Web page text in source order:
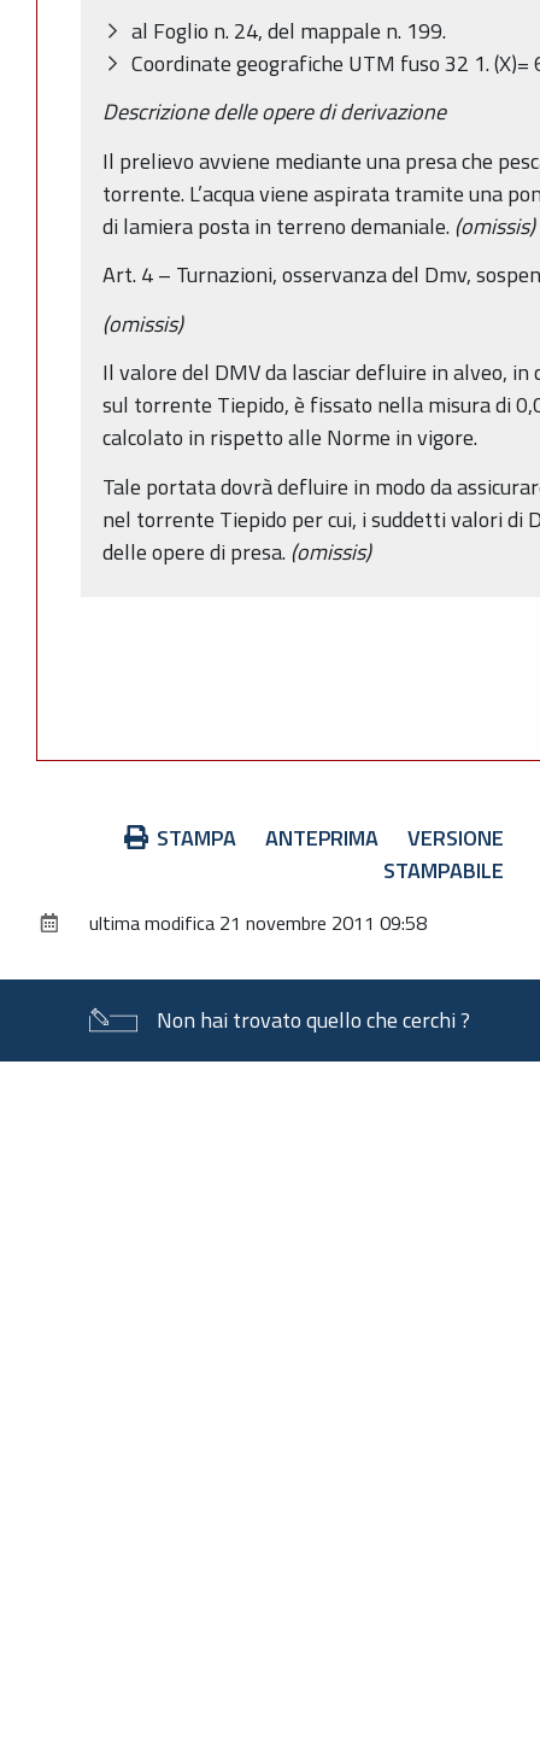
al Foglio n. 24, del mappale n. 199.
Coordinate geografiche UTM fuso 32 1. (X)=
Descrizione delle opere di derivazione
Il prelievo avviene mediante una presa che
torrente. L’acqua viene aspirata tramite una
di lamiera posta in terreno demaniale.(omissis)
Art. 4 – Turnazioni, osservanza del Dmv,
(omissis)
Il valore del DMV da lasciar defluire in alveo,
sul torrente Tiepido, è fissato nella misura di
calcolato in rispetto alle Norme in vigore.
Tale portata dovrà defluire in modo da
nel torrente Tiepido per cui, i suddetti valori di
delle opere di presa.(omissis)
STAMPA ANTEPRIMA
VERSIONE
STAMPABILE
ultima modifica 21 novembre 2011 09:58
Non hai trovato quello che cerchi ?